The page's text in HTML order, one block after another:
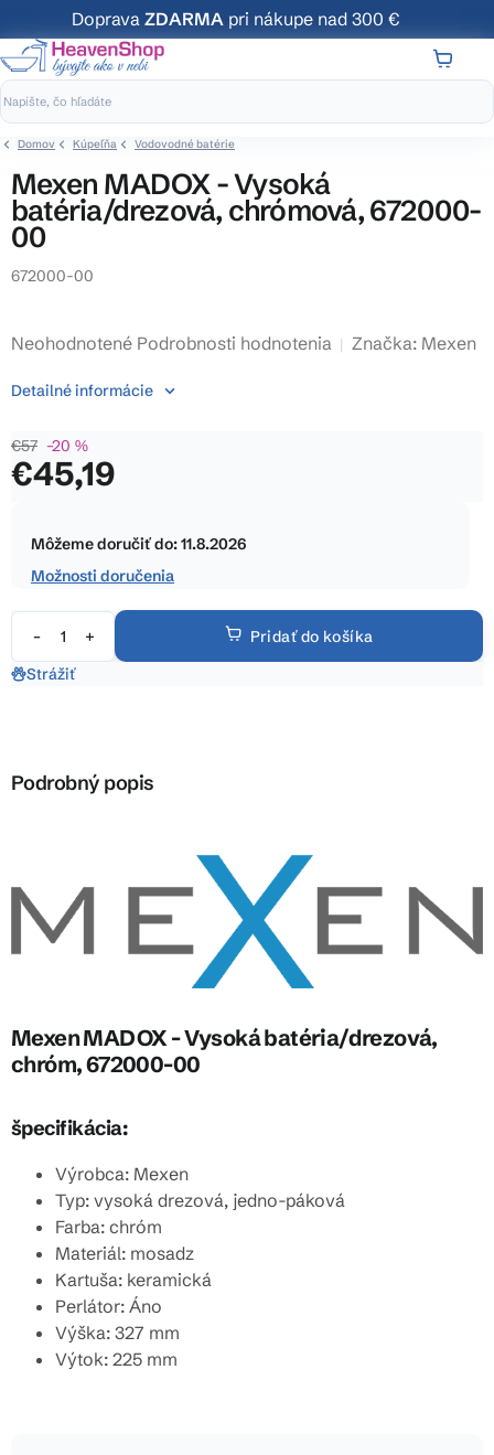
na
obsah
Doprava ZDARMA pri nákupe nad 300 €
Domov Kúpeľňa Vodovodné batérie
Mexen MADOX - Vysoká
batéria/drezová, chrómová, 672000-
00
672000-00
Priemerné
produktu
0,0
z
Neohodnotené Podrobnosti hodnotenia Značka: Mexen
€57 –20 %
€45,19
cena:
Môžeme doručiť do:11.8.2026
Možnosti doručenia
Pridať do košíka
Detailné informácie
Strážiť
Podrobný popis
Mexen MADOX - Vysoká batéria/drezová,
chróm, 672000-00
špecifikácia:
Výrobca: Mexen
Typ: vysoká drezová, jedno-páková
Farba: chróm
Materiál: mosadz
Kartuša: keramická
Perlátor: Áno
Výška: 327 mm
Výtok: 225 mm